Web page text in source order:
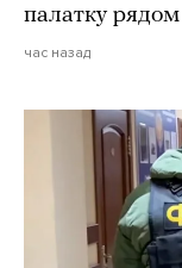
палатку
час назад